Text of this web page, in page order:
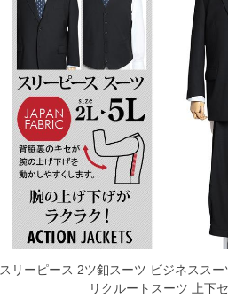
スリーピース 2ツ釦スーツ ビジネスス
リクルートスーツ 上下